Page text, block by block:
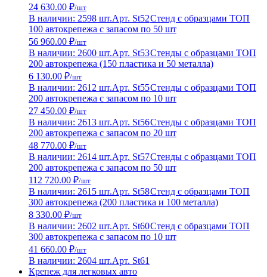
24 630.00 ₽/шт
В наличии: 2598 шт.Арт. St52Стенд с образцами ТОП
100 автокрепежа с запасом по 50 шт
56 960.00 ₽/шт
В наличии: 2600 шт.Арт. St53Стенды с образцами ТОП
200 автокрепежа (150 пластика и 50 металла)
6 130.00 ₽/шт
В наличии: 2612 шт.Арт. St55Стенды с образцами ТОП
200 автокрепежа с запасом по 10 шт
27 450.00 ₽/шт
В наличии: 2613 шт.Арт. St56Стенды с образцами ТОП
200 автокрепежа с запасом по 20 шт
48 770.00 ₽/шт
В наличии: 2614 шт.Арт. St57Стенды с образцами ТОП
200 автокрепежа с запасом по 50 шт
112 720.00 ₽/шт
В наличии: 2615 шт.Арт. St58Стенд с образцами ТОП
300 автокрепежа (200 пластика и 100 металла)
8 330.00 ₽/шт
В наличии: 2602 шт.Арт. St60Стенд с образцами ТОП
300 автокрепежа с запасом по 10 шт
41 660.00 ₽/шт
В наличии: 2604 шт.Арт. St61
Крепеж для легковых авто